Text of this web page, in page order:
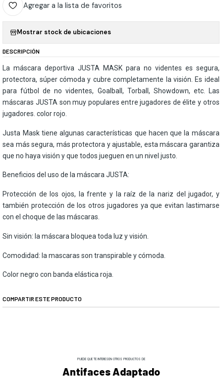
Agregar a la lista de favoritos
Mostrar stock de ubicaciones
DESCRIPCIÓN
La máscara deportiva JUSTA MASK para no videntes es segura,
protectora, súper cómoda y cubre completamente la visión. Es ideal
para fútbol de no videntes, Goalball, Torball, Showdown, etc. Las
máscaras JUSTA son muy populares entre jugadores de élite y otros
jugadores. color rojo.
Justa Mask tiene algunas características que hacen que la máscara
sea más segura, más protectora y ajustable, esta máscara garantiza
que no haya visión y que todos jueguen en un nivel justo.
Beneficios del uso de la máscara JUSTA:
Protección de los ojos, la frente y la raíz de la nariz del jugador, y
también protección de los otros jugadores ya que evitan lastimarse
con el choque de las máscaras.
Sin visión: la máscara bloquea toda luz y visión.
Comodidad: la mascaras son transpirable y cómoda.
Color negro con banda elástica roja.
COMPARTIR ESTE PRODUCTO
PUEDE QUE TE INTERESEN OTROS PRODUCTOS DE
Antifaces Adaptado